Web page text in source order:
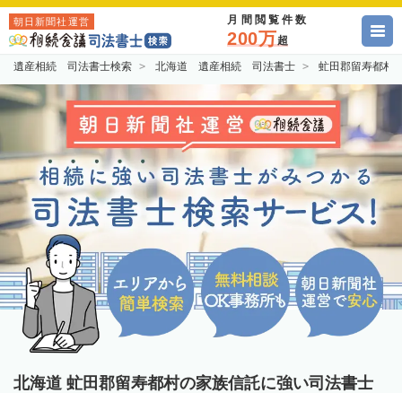
朝日新聞社運営 月間閲覧件数
200万超
遺産相続 司法書士検索 北海道 遺産相続 司法書士 虻田郡留寿都
北海道 虻田郡留寿都村の家族信託に強い司法書士